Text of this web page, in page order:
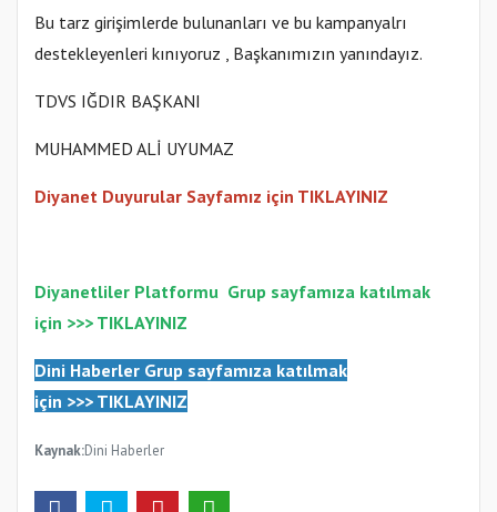
Bu tarz girişimlerde bulunanları ve bu kampanyalrı
destekleyenleri kınıyoruz , Başkanımızın yanındayız.
TDVS IĞDIR BAŞKANI
MUHAMMED ALİ UYUMAZ
Diyanet Duyurular Sayfamız için TIKLAYINIZ
Diyanetliler Platformu Grup sayfamıza katılmak
için >>> TIKLAYINIZ
Dini Haberler Grup sayfamıza katılmak
için >>> TIKLAYINIZ
Kaynak:Dini Haberler